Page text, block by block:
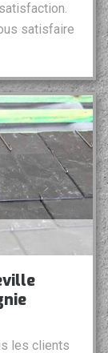
satisfaire
les clients